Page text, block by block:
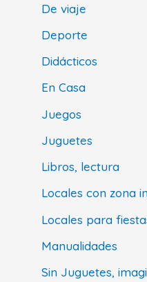
De viaje
Deporte
Didácticos
En Casa
Juegos
Juguetes
Libros, lectura
Locales con zona
Locales para
Manualidades
Sin Juguetes,